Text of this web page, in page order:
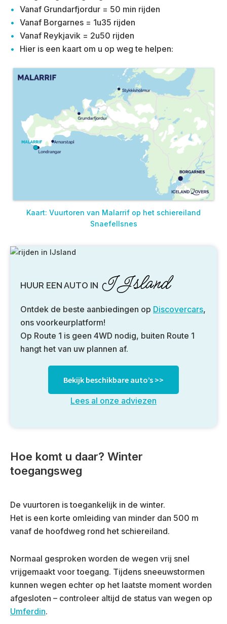
Vanaf Grundarfjordur = 50 min rijden
Vanaf Borgarnes = 1u35 rijden
Vanaf Reykjavik = 2u50 rijden
Hier is een kaart om u op weg te helpen:
Kaart: Vuurtoren van Malarrif op het schiereiland
Snaefellsnes
HUUR EEN AUTO IN IJsland
Ontdek de beste aanbiedingen op Discovercars,
ons voorkeurplatform!
Op Route 1 is geen 4WD nodig, buiten Route 1
hangt het van uw plannen af.
Bekijk beschikbare auto’s >>
Lees al onze adviezen
Hoe komt u daar? Winter
toegangsweg
De vuurtoren is toegankelijk in de winter.
Het is een korte omleiding van minder dan 500 m
vanaf de hoofdweg rond het schiereiland.
Normaal gesproken worden de wegen vrij snel
vrijgemaakt voor toegang. Tijdens sneeuwstormen
kunnen wegen echter op het laatste moment worden
afgesloten – controleer altijd de status van wegen op
Umferdin.